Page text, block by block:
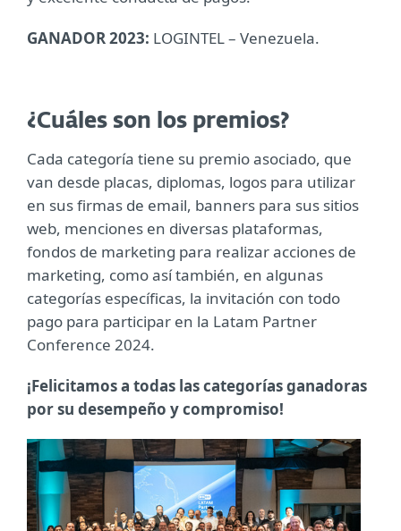
GANADOR 2023: LOGINTEL – Venezuela.
¿Cuáles son los premios?
Cada categoría tiene su premio asociado, que
van desde placas, diplomas, logos para utilizar
en sus firmas de email, banners para sus sitios
web, menciones en diversas plataformas,
fondos de marketing para realizar acciones de
marketing, como así también, en algunas
categorías específicas, la invitación con todo
pago para participar en la Latam Partner
Conference 2024.
¡Felicitamos a todas las categorías ganadoras
por su desempeño y compromiso!